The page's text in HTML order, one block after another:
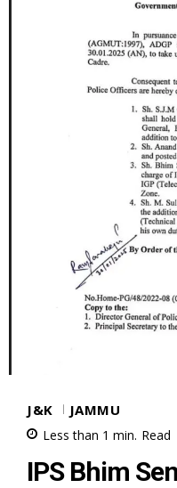
J&K JAMMU
Less than 1 min. Read
IPS Bhim